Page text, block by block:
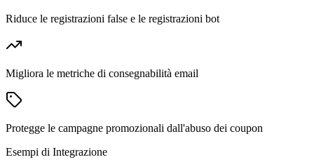
Riduce le registrazioni false e le registrazioni bot
Migliora le metriche di consegnabilità email
Protegge le campagne promozionali dall'abuso dei coupon
Esempi di Integrazione